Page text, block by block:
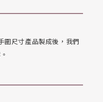
圍尺寸產品製成後，我們